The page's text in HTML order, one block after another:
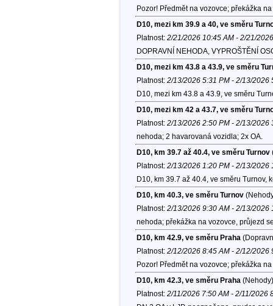
Pozor! Předmět na vozovce; překážka
D10, mezi km 39.9 a 40, ve směru
Platnost: 2/21/2026 10:45 AM - 2/21/
DOPRAVNÍ NEHODA, VYPROŠTĚNÍ
D10, mezi km 43.8 a 43.9, ve směru
Platnost: 2/13/2026 5:31 PM - 2/13/2026
D10, mezi km 43.8 a 43.9, ve směru
D10, mezi km 42 a 43.7, ve směru
Platnost: 2/13/2026 2:50 PM - 2/13/2026
nehoda; 2 havarovaná vozidla; 2x OA.
D10, km 39.7 až 40.4, ve směru Turnov
Platnost: 2/13/2026 1:20 PM - 2/13/2026
D10, km 39.7 až 40.4, ve směru Turnov,
D10, km 40.3, ve směru Turnov
Platnost: 2/13/2026 9:30 AM - 2/13/2026
nehoda; překážka na vozovce, průjezd
D10, km 42.9, ve směru Praha
Platnost: 2/12/2026 8:45 AM - 2/12/2026
Pozor! Předmět na vozovce; překážka
D10, km 42.3, ve směru Praha (Nehody)
Platnost: 2/11/2026 7:50 AM - 2/11/2026